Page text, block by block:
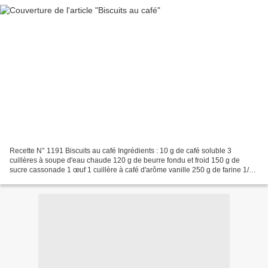
Recette N° 1191 Biscuits au café Ingrédients : 10 g de café soluble 3
cuillères à soupe d'eau chaude 120 g de beurre fondu et froid 150 g de
sucre cassonade 1 œuf 1 cuillère à café d'arôme vanille 250 g de farine 1/2